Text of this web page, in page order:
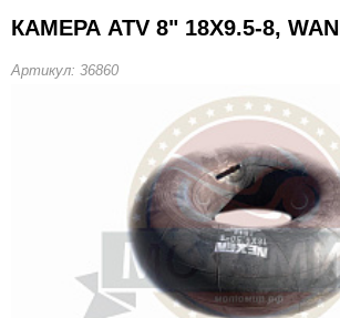
КАМЕРА ATV 8" 18Х9.5-8,
Артикул: 36860